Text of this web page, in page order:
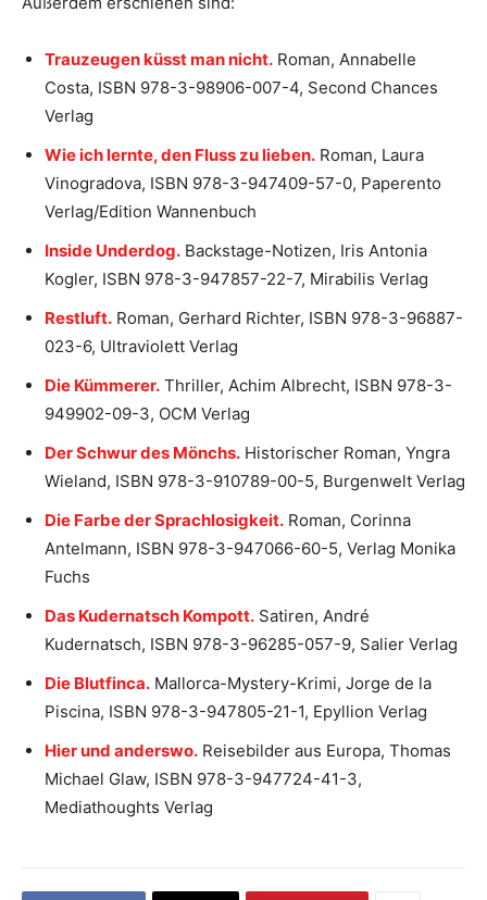
Trauzeugen küsst man nicht. Roman, Annabelle
Costa, ISBN 978-3-98906-007-4, Second Chances
Verlag
Wie ich lernte, den Fluss zu lieben. Roman, Laura
Vinogradova, ISBN 978-3-947409-57-0, Paperento
Verlag/Edition Wannenbuch
Inside Underdog. Backstage-Notizen, Iris Antonia
Kogler, ISBN 978-3-947857-22-7, Mirabilis Verlag
Restluft. Roman, Gerhard Richter, ISBN 978-3-96887-
023-6, Ultraviolett Verlag
Die Kümmerer. Thriller, Achim Albrecht, ISBN 978-3-
949902-09-3, OCM Verlag
Der Schwur des Mönchs. Historischer Roman, Yngra
Wieland, ISBN 978-3-910789-00-5, Burgenwelt Verlag
Die Farbe der Sprachlosigkeit. Roman, Corinna
Antelmann, ISBN 978-3-947066-60-5, Verlag Monika
Fuchs
Das Kudernatsch Kompott. Satiren, André
Kudernatsch, ISBN 978-3-96285-057-9, Salier Verlag
Die Blutfinca. Mallorca-Mystery-Krimi, Jorge de la
Piscina, ISBN 978-3-947805-21-1, Epyllion Verlag
Hier und anderswo. Reisebilder aus Europa, Thomas
Michael Glaw, ISBN 978-3-947724-41-3,
Mediathoughts Verlag